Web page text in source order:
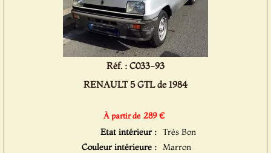
Réf. : C033-93
RENAULT 5 GTL de 1984
À partir de 289 €
Etat intérieur : Très Bon
Couleur intérieure : Marron